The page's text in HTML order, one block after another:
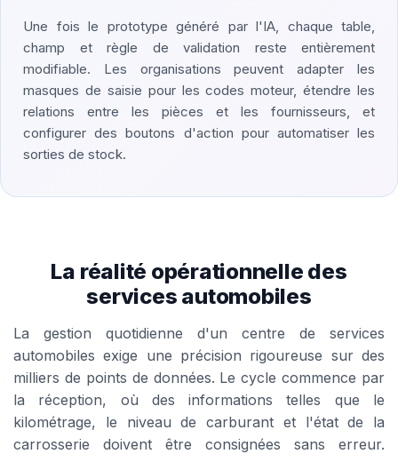
Une fois le prototype généré par l'IA, chaque table,
champ et règle de validation reste entièrement
modifiable. Les organisations peuvent adapter les
masques de saisie pour les codes moteur, étendre les
relations entre les pièces et les fournisseurs, et
configurer des boutons d'action pour automatiser les
sorties de stock.
La réalité opérationnelle des
services automobiles
La gestion quotidienne d'un centre de services
automobiles exige une précision rigoureuse sur des
milliers de points de données. Le cycle commence par
la réception, où des informations telles que le
kilométrage, le niveau de carburant et l'état de la
carrosserie doivent être consignées sans erreur.